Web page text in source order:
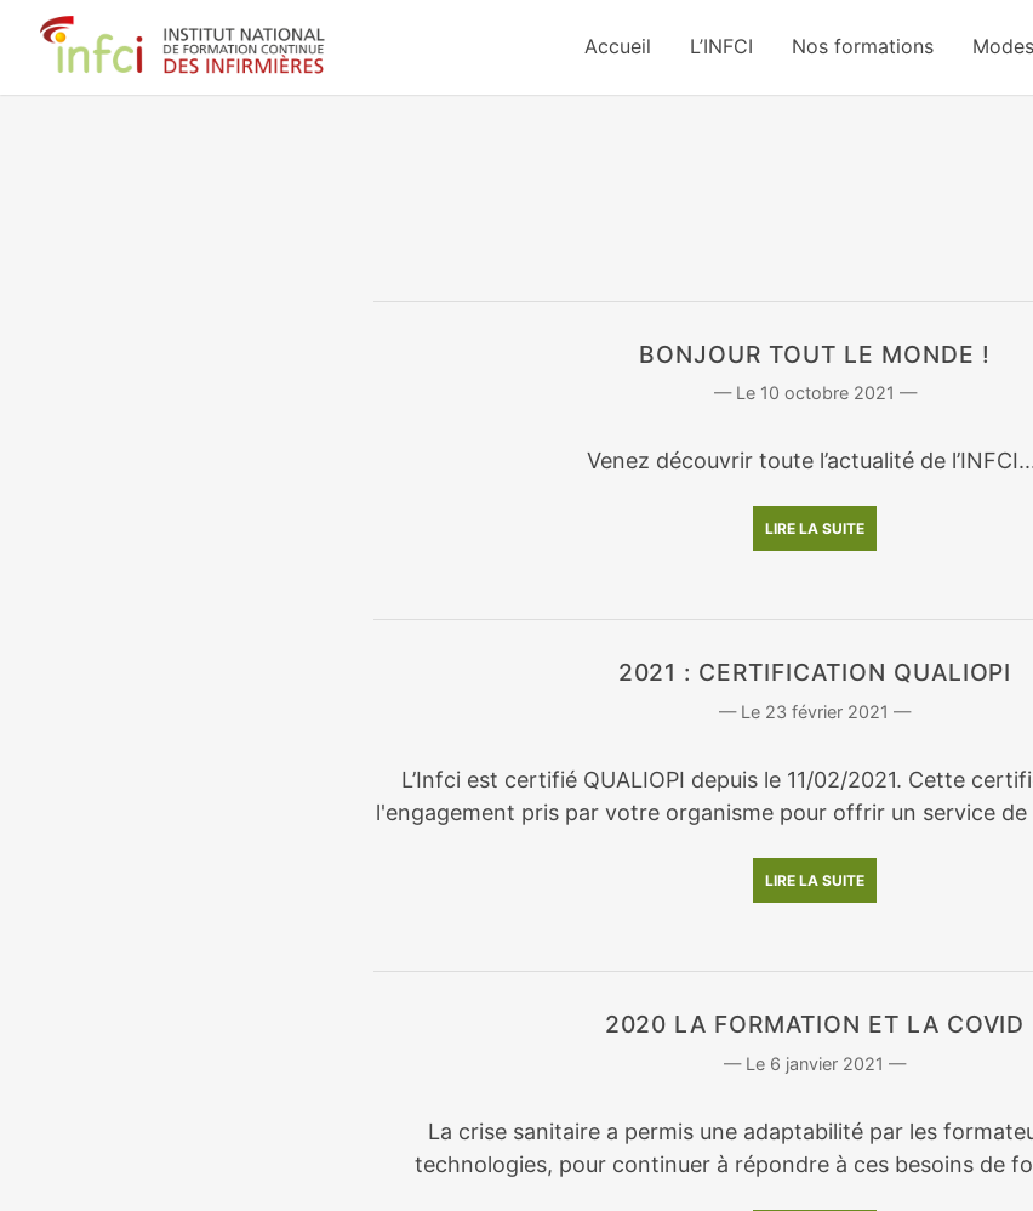
Accueil L’INFCI Nos formations
BONJOUR TOUT LE MONDE !
10 octobre 2021
Venez découvrir toute l’actualité de
LIRE LA SUITE
2021 : CERTIFICATION QUALIOPI
23 février 2021
L’Infci est certifié QUALIOPI depuis le 11/02/2021. Cette
l'engagement pris par votre organisme pour offrir un service de
LIRE LA SUITE
2020 LA FORMATION ET LA COVID
6 janvier 2021
La crise sanitaire a permis une adaptabilité par les
technologies, pour continuer à répondre à ces besoins de